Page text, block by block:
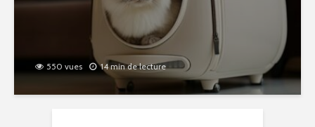
550 vues 14 min de lecture